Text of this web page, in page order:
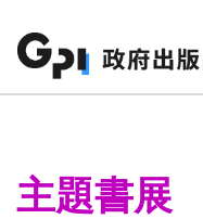
主題書展